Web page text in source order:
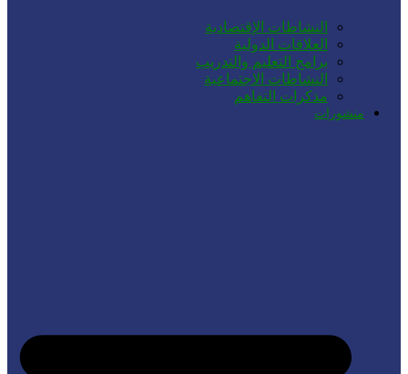
النشاطات الإقتصادية
العلاقات الدولية
برامج التعليم والتدريب
النشاطات الاجتماعية
مذكرات التفاهم
منشورات